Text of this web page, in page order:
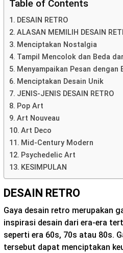
Table of Contents
DESAIN RETRO
ALASAN MEMILIH DESAIN
Menciptakan Nostalgia
Tampil Mencolok dan Beda
Menyampaikan Pesan dengan
Menciptakan Desain Unik
JENIS-JENIS DESAIN RETRO
Pop Art
Art Nouveau
Art Deco
Mid-Century Modern
Psychedelic Art
KESIMPULAN
DESAIN RETRO
Gaya desain retro merupakan
inspirasi desain dari era-era
seperti era 60s, 70s atau 80s.
tersebut dapat menciptakan